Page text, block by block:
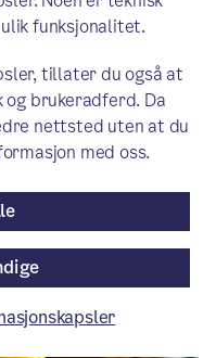
skole et
bevisstheten
funksjonalitet.
tillater du også at
brukeradferd. Da
nettsted uten at du
med oss.